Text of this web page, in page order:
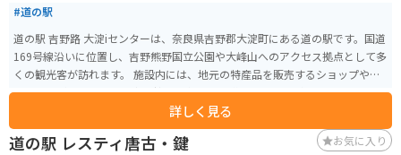
#道の駅
道の駅 吉野路 大淀iセンターは、奈良県吉野郡大淀町にある道の駅です。国道
169号線沿いに位置し、吉野熊野国立公園や大峰山へのアクセス拠点として多
くの観光客が訪れます。 施設内には、地元の特産品を販売するショップやレ
ストランがあり、吉野地方の銘菓や名産品を購入することができます。特
に、吉野葛を使用した葛餅や葛きりは、ここでしか味わえない逸品です。ま
た、レストランでは、地元産の食材を使った郷土料理を楽しむことができま
す。 バイクツーリングで訪れる場合、道の駅には広々とした駐車場が完備さ
詳しく見る
道の駅 レスティ唐古・鍵 お気に入り